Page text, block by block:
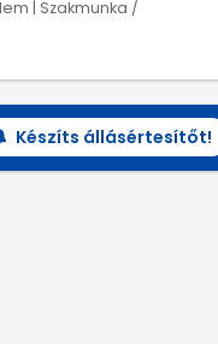
| Szakmunka /
Készíts állásértesítőt!